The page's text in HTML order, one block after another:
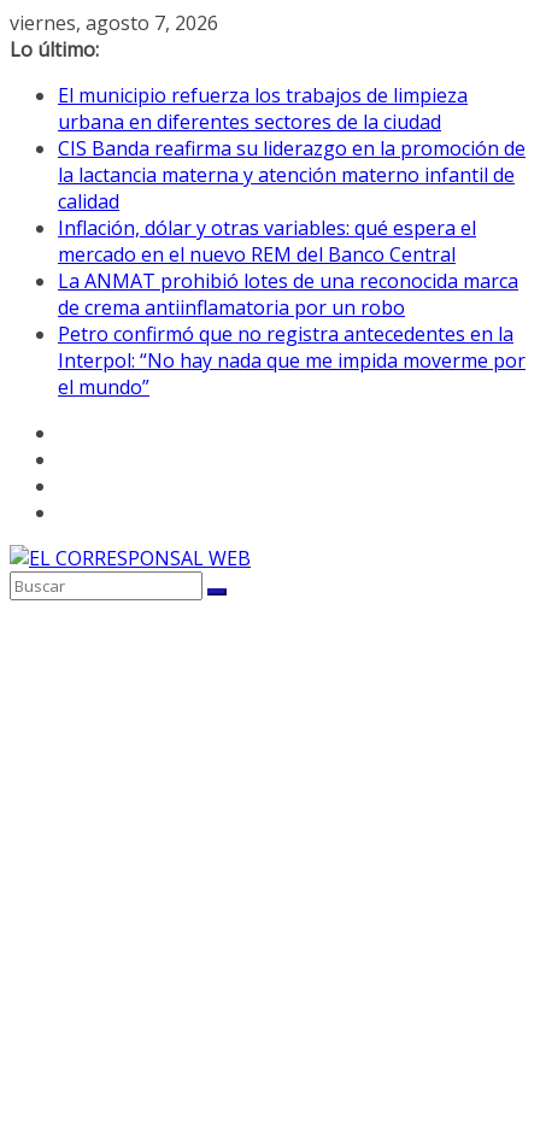
Saltar
al
viernes, agosto 7, 2026
Lo último:
El municipio refuerza los trabajos de limpieza
urbana en diferentes sectores de la ciudad
CIS Banda reafirma su liderazgo en la promoción de
la lactancia materna y atención materno infantil de
calidad
Inflación, dólar y otras variables: qué espera el
mercado en el nuevo REM del Banco Central
La ANMAT prohibió lotes de una reconocida marca
de crema antiinflamatoria por un robo
Petro confirmó que no registra antecedentes en la
Interpol: “No hay nada que me impida moverme por
el mundo”